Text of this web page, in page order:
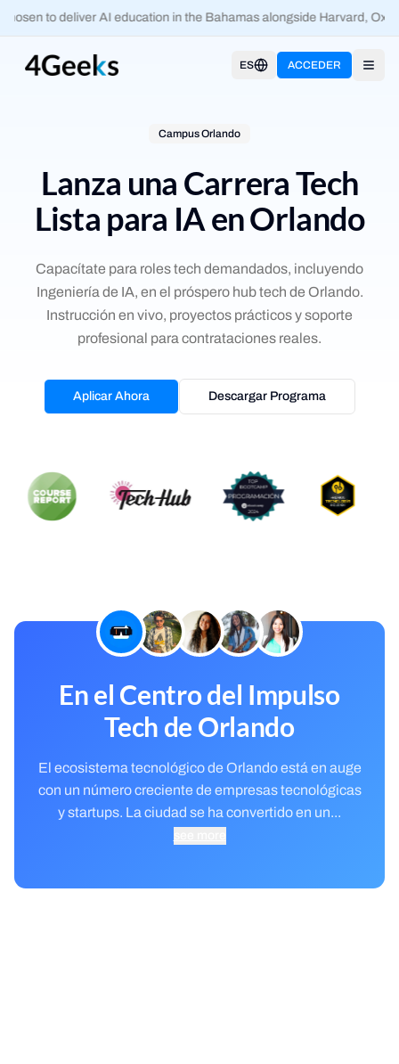
to deliver AI education in the Bahamas alongside Harvard,
ES ACCEDER
Campus Orlando
Lanza una Carrera Tech
Lista para IA en Orlando
Capacítate para roles tech demandados, incluyendo
Ingeniería de IA, en el próspero hub tech de Orlando.
Instrucción en vivo, proyectos prácticos y soporte
profesional para contrataciones reales.
Aplicar Ahora Descargar Programa
En el Centro del Impulso
Tech de Orlando
El ecosistema tecnológico de Orlando está en auge
con un número creciente de empresas tecnológicas
y startups. La ciudad se ha convertido en un...